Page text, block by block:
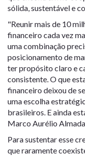
sólida, sustentável e
"Reunir mais de 10
financeiro cada vez
uma combinação
posicionamento de
ter propósito claro e
consistente. O que
financeiro deixou de
uma escolha
brasileiros. E ainda
Marco Aurélio
Para sustentar esse
que raramente